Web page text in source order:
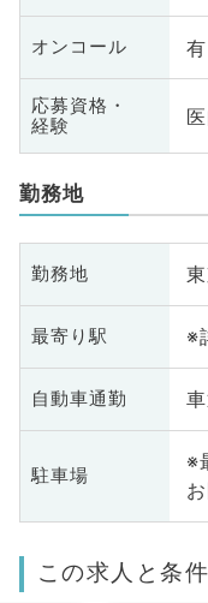
オンコール 有
応募資格・
経験
勤務地
勤務地
最寄り駅 ※
自動車通勤
駐車場
※
この求人と条